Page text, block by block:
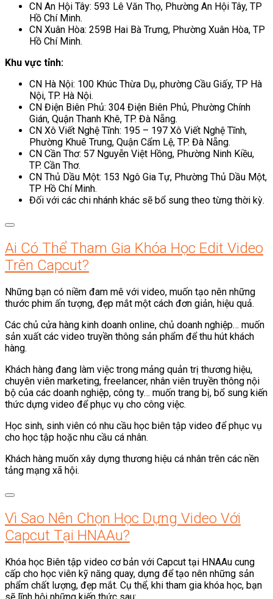
CN An Hội Tây: 593 Lê Văn Thọ, Phường An Hội Tây, TP
Hồ Chí Minh.
CN Xuân Hòa: 259B Hai Bà Trưng, Phường Xuân Hòa, TP
Hồ Chí Minh.
Khu vực tỉnh:
CN Hà Nội: 100 Khúc Thừa Dụ, phường Cầu Giấy, TP Hà
Nội, TP. Hà Nội.
CN Điện Biên Phủ: 304 Điện Biên Phủ, Phường Chính
Gián, Quận Thanh Khê, TP. Đà Nẵng.
CN Xô Viết Nghệ Tĩnh: 195 – 197 Xô Viết Nghệ Tĩnh,
Phường Khuê Trung, Quận Cẩm Lệ, TP. Đà Nẵng.
CN Cần Thơ: 57 Nguyễn Việt Hồng, Phường Ninh Kiều,
TP. Cần Thơ.
CN Thủ Dầu Một: 153 Ngô Gia Tự, Phường Thủ Dầu Một,
TP Hồ Chí Minh.
Đối với các chi nhánh khác sẽ bổ sung theo từng thời kỳ.
Ai Có Thể Tham Gia Khóa Học Edit Video
Trên Capcut?
Những bạn có niềm đam mê với video, muốn tạo nên những
thước phim ấn tượng, đẹp mắt một cách đơn giản, hiệu quả.
Các chủ cửa hàng kinh doanh online, chủ doanh nghiệp… muốn
sản xuất các video truyền thông sản phẩm để thu hút khách
hàng.
Khách hàng đang làm việc trong mảng quản trị thương hiệu,
chuyên viên marketing, freelancer, nhân viên truyền thông nội
bộ của các doanh nghiệp, công ty… muốn trang bị, bổ sung kiến
thức dựng video để phục vụ cho công việc.
Học sinh, sinh viên có nhu cầu học biên tập video để phục vụ
cho học tập hoặc nhu cầu cá nhân.
Khách hàng muốn xây dựng thương hiệu cá nhân trên các nền
tảng mạng xã hội.
Vì Sao Nên Chọn Học Dựng Video Với
Capcut Tại HNAAu?
Khóa học Biên tập video cơ bản với Capcut tại HNAAu cung
cấp cho học viên kỹ năng quay, dựng để tạo nên những sản
phẩm chất lượng, đẹp mắt. Cụ thể, khi tham gia khóa học, bạn